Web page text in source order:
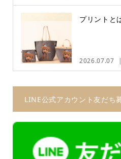
プリントと
2026.07.07
LINE公式アカウント友だち